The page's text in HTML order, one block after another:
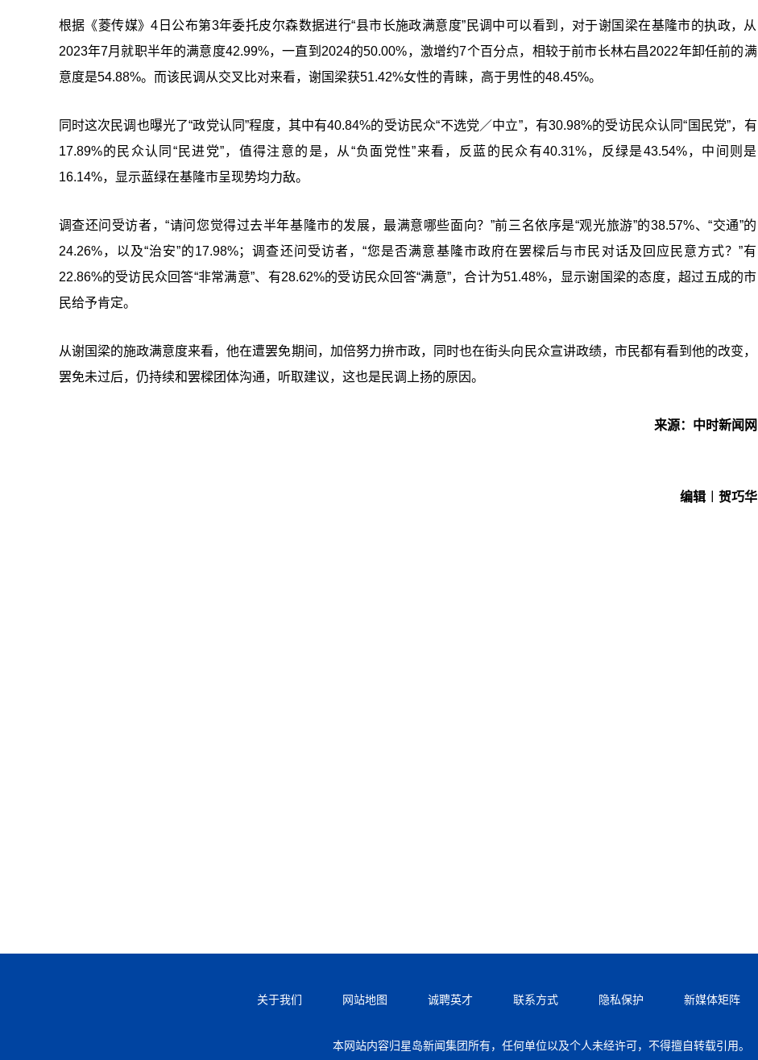
根据《菱传媒》4日公布第3年委托皮尔森数据进行“县市长施政满意度”民调中可以看到，对于谢国梁在基隆市的执政，从
2023年7月就职半年的满意度42.99%，一直到2024的50.00%，激增约7个百分点，相较于前市长林右昌2022年卸任前的满
意度是54.88%。而该民调从交叉比对来看，谢国梁获51.42%女性的青睐，高于男性的48.45%。
同时这次民调也曝光了“政党认同”程度，其中有40.84%的受访民众“不选党／中立”，有30.98%的受访民众认同“国民党”，有
17.89%的民众认同“民进党”，值得注意的是，从“负面党性”来看，反蓝的民众有40.31%，反绿是43.54%，中间则是
16.14%，显示蓝绿在基隆市呈现势均力敌。
调查还问受访者，“请问您觉得过去半年基隆市的发展，最满意哪些面向？”前三名依序是“观光旅游”的38.57%、“交通”的
24.26%，以及“治安”的17.98%；调查还问受访者，“您是否满意基隆市政府在罢樑后与市民对话及回应民意方式？”有
22.86%的受访民众回答“非常满意”、有28.62%的受访民众回答“满意”，合计为51.48%，显示谢国梁的态度，超过五成的市
民给予肯定。
从谢国梁的施政满意度来看，他在遭罢免期间，加倍努力拚市政，同时也在街头向民众宣讲政绩，市民都有看到他的改变，
罢免未过后，仍持续和罢樑团体沟通，听取建议，这也是民调上扬的原因。
来源：中时新闻网
编辑︱贺巧华
关于我们 网站地图 诚聘英才 联系方式 隐私保护 新媒体矩阵
本网站内容归星岛新闻集团所有，任何单位以及个人未经许可，不得擅自转载引用。